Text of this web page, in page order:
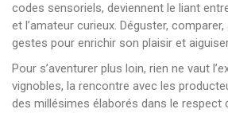
codes sensoriels, deviennent le liant
et l’amateur curieux. Déguster,
gestes pour enrichir son plaisir et
Pour s’aventurer plus loin, rien ne vaut
vignobles, la rencontre avec les
des millésimes élaborés dans le respect